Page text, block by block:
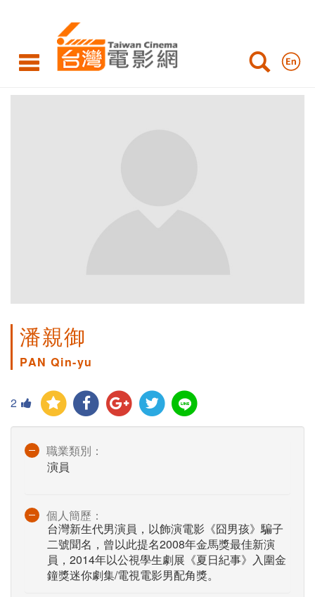
潘親御
PAN Qin-yu
2
職業類別：
演員
個人簡歷：
台灣新生代男演員，以飾演電影《囧男孩》騙子
二號聞名，曾以此提名2008年金馬獎最佳新演
員，2014年以公視學生劇展《夏日紀事》入圍金
鐘獎迷你劇集/電視電影男配角獎。